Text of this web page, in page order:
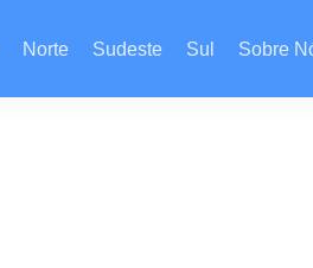
Norte Sudeste Sul Sobre